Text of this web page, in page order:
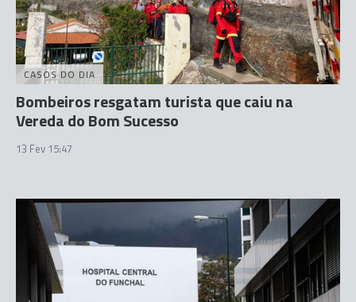
CASOS DO DIA
Bombeiros resgatam turista que caiu na
Vereda do Bom Sucesso
13 Fev 15:47